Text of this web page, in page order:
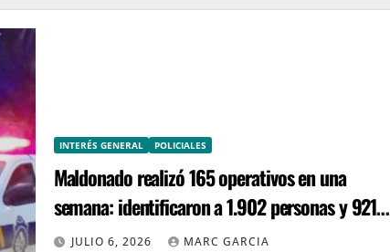
INTERÉS GENERAL POLICIALES
Maldonado realizó 165 operativos en una
semana: identificaron a 1.902 personas y 921
vehículos
JULIO 6, 2026 MARC GARCIA